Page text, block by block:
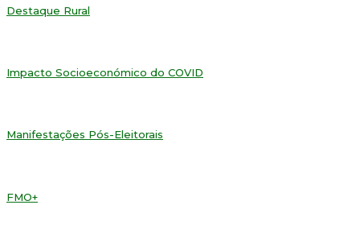
Destaque Rural
Impacto Socioeconómico do COVID
Manifestações Pós-Eleitorais
FMO+